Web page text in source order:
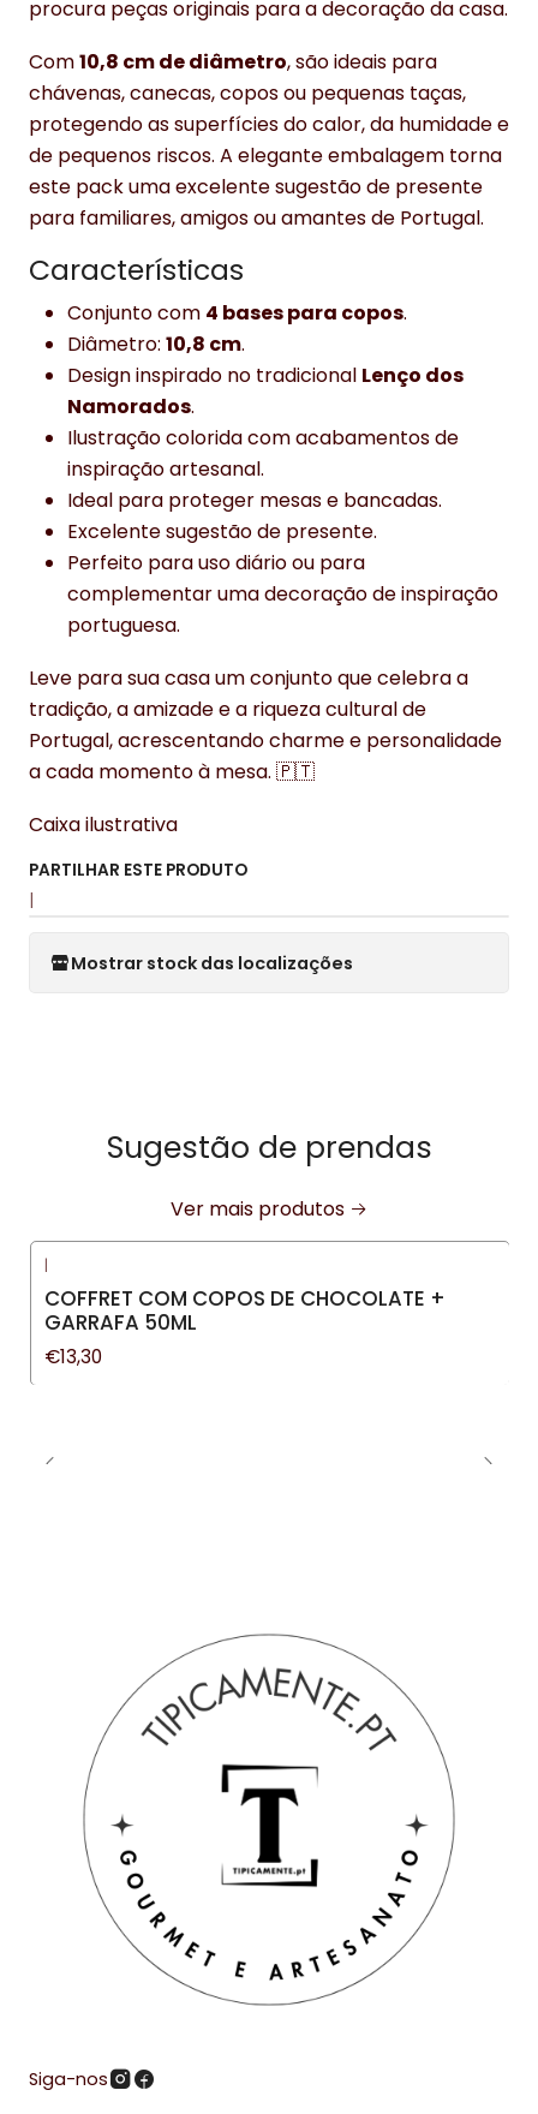
procura peças originais para a decoração da casa.
Com10,8 cm de diâmetro, são ideais para
chávenas, canecas, copos ou pequenas taças,
protegendo as superfícies do calor, da humidade e
de pequenos riscos. A elegante embalagem torna
este pack uma excelente sugestão de presente
para familiares, amigos ou amantes de Portugal.
Características
Conjunto com 4 bases para copos.
Diâmetro: 10,8 cm.
Design inspirado no tradicional Lenço dos
Namorados.
Ilustração colorida com acabamentos de
inspiração artesanal.
Ideal para proteger mesas e bancadas.
Excelente sugestão de presente.
Perfeito para uso diário ou para
complementar uma decoração de inspiração
portuguesa.
Leve para sua casa um conjunto que celebra a
tradição, a amizade e a riqueza cultural de
Portugal, acrescentando charme e personalidade
a cada momento à mesa. 🇵🇹
Caixa ilustrativa
PARTILHAR ESTE PRODUTO
|
Mostrar stock das localizações
Sugestão de prendas
Ver mais produtos
|
COFFRET COM COPOS DE CHOCOLATE +
GARRAFA 50ML
€13,30
Siga-nos